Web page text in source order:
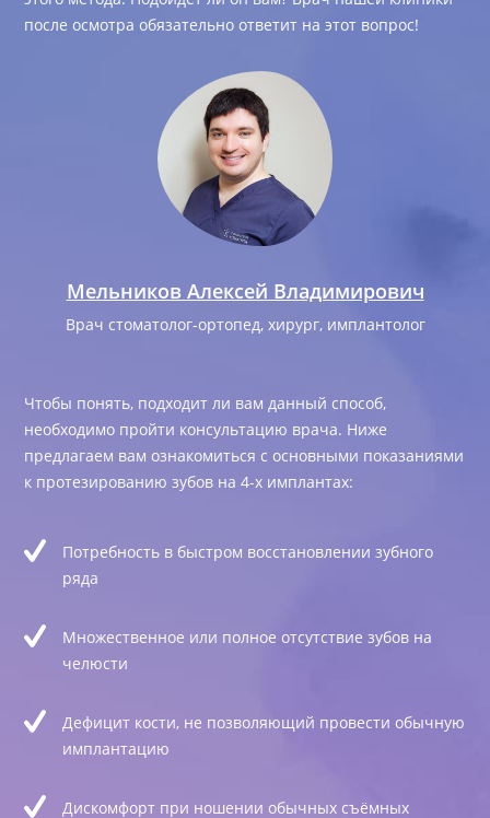
после осмотра обязательно ответит на этот вопрос!
Мельников Алексей Владимирович
Врач стоматолог-ортопед, хирург, имплантолог
Чтобы понять, подходит ли вам данный способ,
необходимо пройти консультацию врача. Ниже
предлагаем вам ознакомиться с основными показаниями
к протезированию зубов на 4-х имплантах:
Потребность в быстром восстановлении зубного
ряда
Множественное или полное отсутствие зубов на
челюсти
Дефицит кости, не позволяющий провести обычную
имплантацию
Дискомфорт при ношении обычных съёмных